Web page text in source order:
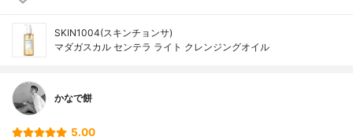
SKIN1004(スキンチョンサ)
マダガスカル センテラ ライト クレンジングオイル
かなで餅
5.00